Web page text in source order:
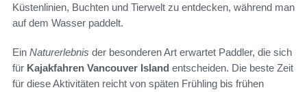
Küstenlinien, Buchten und Tierwelt zu entdecken, während man
auf dem Wasser paddelt.
Ein Naturerlebnis der besonderen Art erwartet Paddler, die sich
für Kajakfahren Vancouver Island entscheiden. Die beste Zeit
für diese Aktivitäten reicht von späten Frühling bis frühen